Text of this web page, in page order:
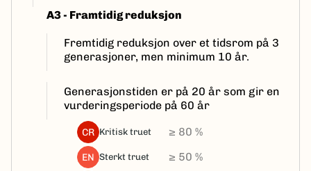
A3 - Framtidig reduksjon
Fremtidig reduksjon over et tidsrom på 3
generasjoner, men minimum 10 år.
Generasjonstiden er på 20 år som gir en
vurderingsperiode på 60 år
CR kritisk truet ≥ 80 %
EN sterkt truet ≥ 50 %